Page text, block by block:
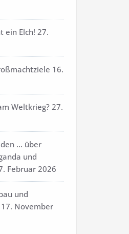
ein Elch! 27.
16.
Weltkrieg? 27.
… über
und
Februar 2026
und
17. November